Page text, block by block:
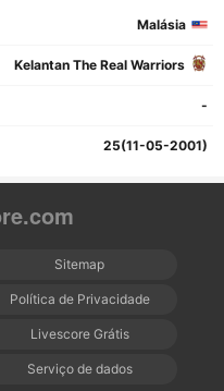
Malásia
Kelantan The Real Warriors
-
25(11-05-2001)
Sitemap
Política de Privacidade
Livescore Grátis
Serviço de dados